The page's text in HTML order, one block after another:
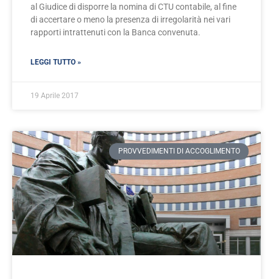
al Giudice di disporre la nomina di CTU contabile, al fine
di accertare o meno la presenza di irregolarità nei vari
rapporti intrattenuti con la Banca convenuta.
LEGGI TUTTO »
19 Aprile 2017
PROVVEDIMENTI DI ACCOGLIMENTO